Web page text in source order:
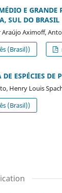
E
SUL DO BRASIL
Aximoff,
(Brasil))
DE ESPÉCIES
Henry Louis
(Brasil))